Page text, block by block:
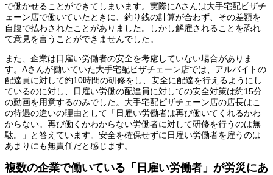
で働かせることができてしまいます。実際にAさんは大手宅配ピザチ
ェーン店で働いていたときに、釣り銭の計算が合わず、その差額を
自腹で払わされたことがありました。しかし解雇されることを恐れ
て意見を言うことができませんでした。
また、企業は日雇い労働者の安全を考慮していない場合がありま
す。Aさんが働いていた大手宅配ピザチェーン店では、アルバイトの
配達員に対して約10時間の研修をし、安全に配達を行えるようにし
ているのに対し、日雇い労働の配達員に対しての安全対策は約15分
の動画を用意するのみでした。大手宅配ピザチェーン店の店長はこ
の待遇の違いの理由として「日雇い労働者は再び働いてくれるかわ
からない。再び働くかわからない労働者に対して研修を行うのは無
駄。」と答えています。安全を確保せずに日雇い労働者を雇うのは
あまりにも無責任だと感じます。
複数の企業で働いている「日雇い労働者」が労災にあ